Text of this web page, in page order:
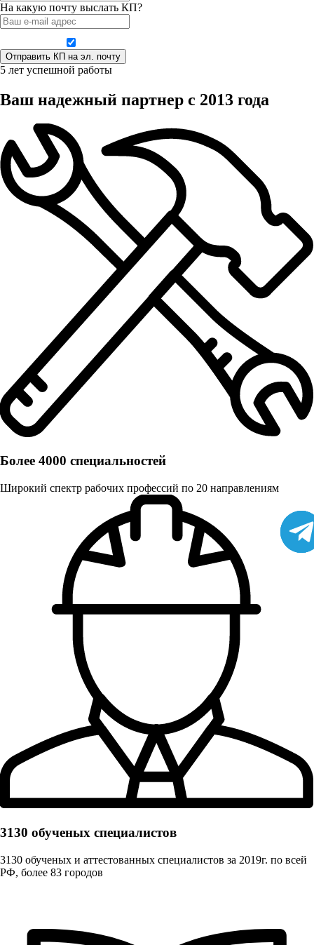
На какую почту выслать КП?
5 лет успешной работы
Ваш надежный партнер с 2013 года
Более 4000 специальностей
Широкий спектр рабочих профессий по 20 направлениям
3130 обученых cпециалистов
3130 обученых и аттестованных специалистов за 2019г. по всей
РФ, более 83 городов